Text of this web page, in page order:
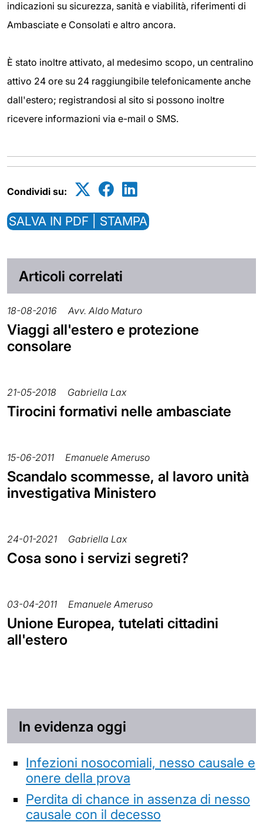
indicazioni su sicurezza, sanità e viabilità, riferimenti di
Ambasciate e Consolati e altro ancora.
È stato inoltre attivato, al medesimo scopo, un centralino
attivo 24 ore su 24 raggiungibile telefonicamente anche
dall'estero; registrandosi al sito si possono inoltre
ricevere informazioni via e-mail o SMS.
Condividi su:
SALVA IN PDF | STAMPA
Articoli correlati
18-08-2016 Avv. Aldo Maturo
Viaggi all'estero e protezione
consolare
21-05-2018 Gabriella Lax
Tirocini formativi nelle ambasciate
15-06-2011 Emanuele Ameruso
Scandalo scommesse, al lavoro unità
investigativa Ministero
24-01-2021 Gabriella Lax
Cosa sono i servizi segreti?
03-04-2011 Emanuele Ameruso
Unione Europea, tutelati cittadini
all'estero
In evidenza oggi
Infezioni nosocomiali, nesso causale e
onere della prova
Perdita di chance in assenza di nesso
causale con il decesso